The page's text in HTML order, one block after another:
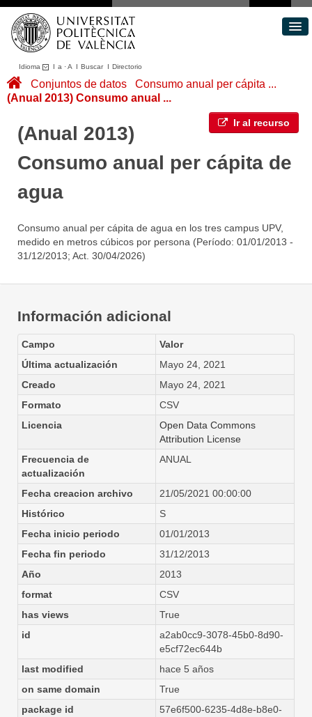
Idioma I a ·A I BuscarI Directorio
Conjuntos de datos
Áreas
Portal de Transparencia
Conjuntos de datos
Consumo anual per cápita ...
(Anual 2013) Consumo anual ...
Ir al recurso
(Anual 2013)
Consumo anual per cápita de
agua
Consumo anual per cápita de agua en los tres campus UPV,
medido en metros cúbicos por persona (Período: 01/01/2013 -
31/12/2013; Act. 30/04/2026)
Información adicional
Campo
Valor
Última actualización
Mayo 24, 2021
Creado
Mayo 24, 2021
Formato
CSV
Licencia
Open Data Commons
Attribution License
Frecuencia de
actualización
ANUAL
Fecha creacion archivo
21/05/2021 00:00:00
Histórico
S
Fecha inicio periodo
01/01/2013
Fecha fin periodo
31/12/2013
Año
2013
format
CSV
has views
True
id
a2ab0cc9-3078-45b0-8d90-
e5cf72ec644b
last modified
hace 5 años
on same domain
True
package id
57e6f500-6235-4d8e-b8e0-